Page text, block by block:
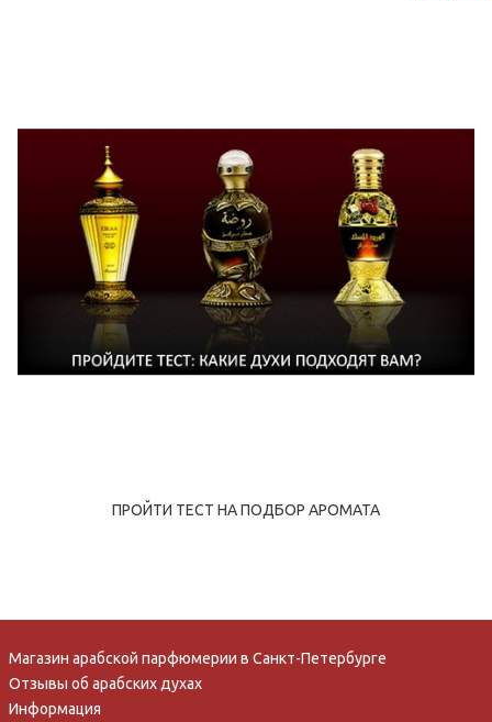
ПРОЙТИ ТЕСТ НА ПОДБОР АРОМАТА
Магазин арабской парфюмерии в Санкт-Петербурге
Отзывы об арабских духах
Информация